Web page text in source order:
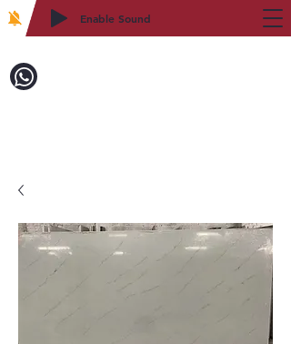
Enable Sound